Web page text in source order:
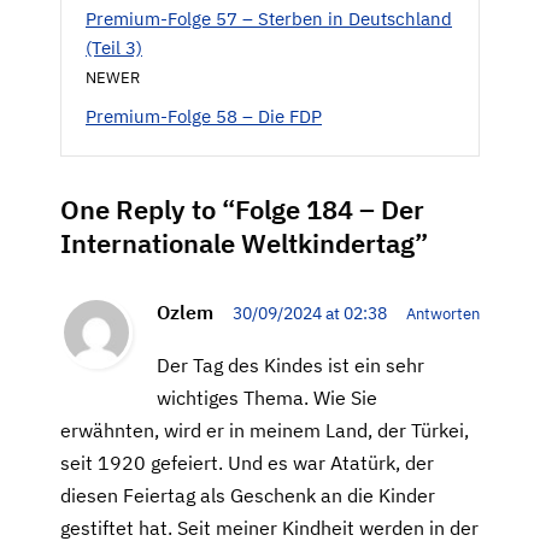
Premium-Folge 57 – Sterben in Deutschland
(Teil 3)
NEWER
Premium-Folge 58 – Die FDP
One Reply to “Folge 184 – Der
Internationale Weltkindertag”
Ozlem 30/09/2024 at 02:38 Antworten
Der Tag des Kindes ist ein sehr
wichtiges Thema. Wie Sie
erwähnten, wird er in meinem Land, der Türkei,
seit 1920 gefeiert. Und es war Atatürk, der
diesen Feiertag als Geschenk an die Kinder
gestiftet hat. Seit meiner Kindheit werden in der